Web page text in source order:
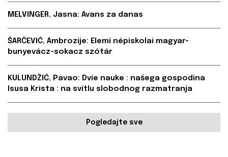
MELVINGER, Jasna: Avans za danas
ŠARČEVIĆ, Ambrozije: Elemi népiskolai magyar-
bunyevácz-sokacz szótár
KULUNDŽIĆ, Pavao: Dvie nauke : našega gospodina
Isusa Krista : na svitlu slobodnog razmatranja
Pogledajte sve